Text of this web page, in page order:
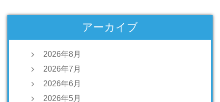
アーカイブ
2026年8月
2026年7月
2026年6月
2026年5月